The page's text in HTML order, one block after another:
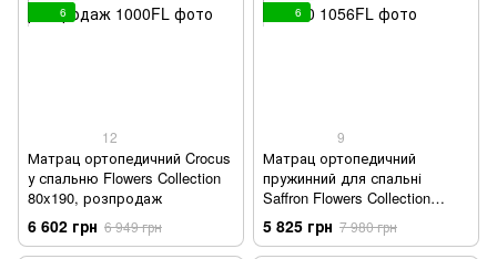
6
12
Матрац ортопедичний Crocus
у спальню Flowers Collection
80x190, розпродаж
6 602 грн 6 949 грн
6
9
Матрац ортопедичний
пружинний для спальні
Saffron Flowers Collection
80x190
5 825 грн 7 980 грн